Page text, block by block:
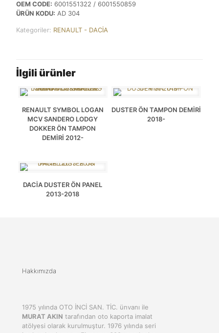
OEM CODE: 6001551322 / 6001550859
ÜRÜN KODU: AD 304
Kategoriler: RENAULT - DACİA
İlgili ürünler
RENAULT SYMBOL LOGAN
MCV SANDERO LODGY
DOKKER ÖN TAMPON
DEMİRİ 2012-
DUSTER ÖN TAMPON DEMİRİ
2018-
DACİA DUSTER ÖN PANEL
2013-2018
Hakkımızda
1975 yılında OTO İNCİ SAN. TİC. ünvanı ile
MURAT AKIN tarafından oto kaporta imalat
atölyesi olarak kurulmuştur. 1976 yılında seri